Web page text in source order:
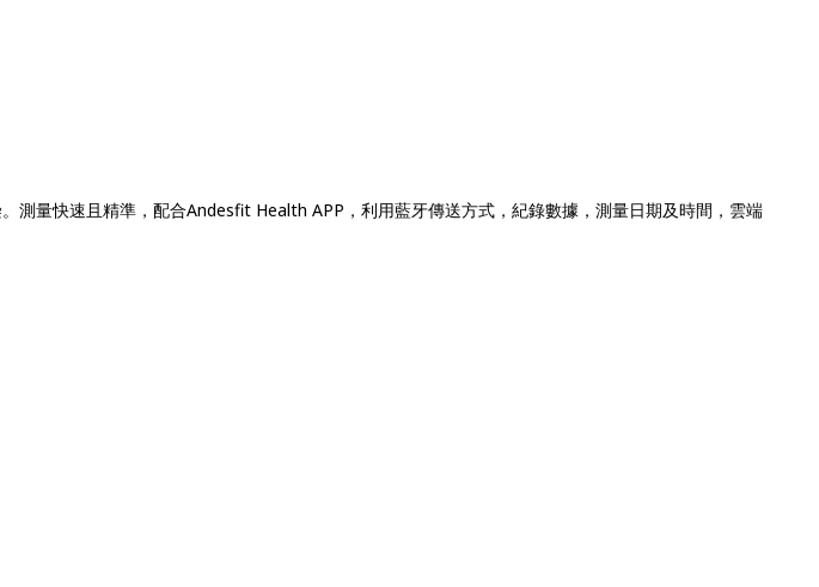
測量快速且精準，配合Andesfit Health APP，利用藍牙傳送方式，紀錄數據，測量日期及時間，雲端